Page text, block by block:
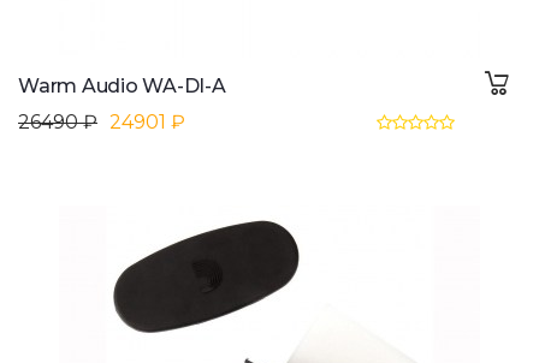
Warm Audio WA-DI-A
26490 ₽ 24901 ₽